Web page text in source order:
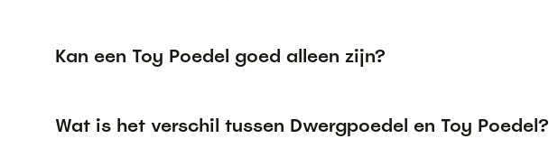
Kan een Toy Poedel goed alleen zijn?
Wat is het verschil tussen Dwergpoedel en Toy Poedel?